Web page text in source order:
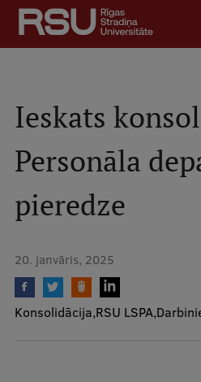
Pārlekt
galveno
saturu
Mobile
augšējā
izvēlne
Studentiem
Absolventiem
Bibliotēka
Kontakti
Ieskats
Personāla
pieredze
20. janvāris, 2025
Konsolidācija RSU LSPA